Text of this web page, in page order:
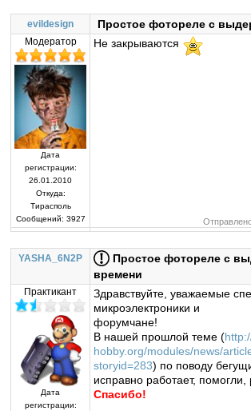
evildesign Простое фотореле с
Модератор
Дата
регистрации:
26.01.2010
Откуда:
Тирасполь
Сообщений: 3927
Не закрываются
YASHA_6N2P
Простое фотореле с
времени
Практикант
Дата
регистрации:
Здравствуйте, уважаемые
микроэлектроники и
В нашей прошлой теме (
hobby.org/modules/news/
storyid=283) по поводу
исправно работает, помогли,
Спасибо!